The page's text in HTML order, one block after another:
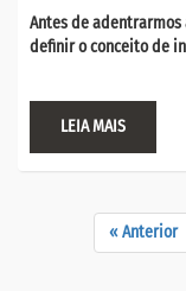
Antes de
definir o conceito de
LEIA MAIS
« Anterior